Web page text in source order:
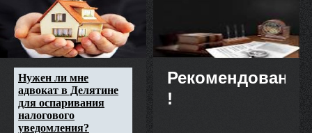
недвижимости
Рекомендовано
!